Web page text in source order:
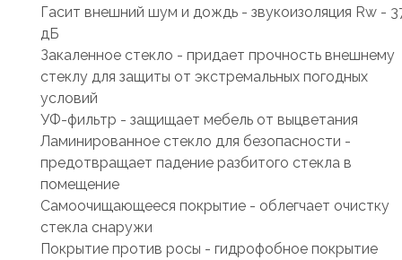
Гасит внешний шум и дождь - звукоизоляция Rw -
дБ
Закаленное стекло - придает прочность внешнему
стеклу для защиты от экстремальных погодных
условий
УФ-фильтр - защищает мебель от выцветания
Ламинированное стекло для безопасности -
предотвращает падение разбитого стекла в
помещение
Самоочищающееся покрытие - облегчает очистку
стекла снаружи
Покрытие против росы - гидрофобное покрытие